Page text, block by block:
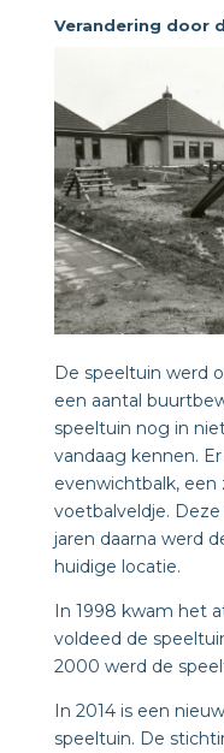
Verandering door
De speeltuin werd
een aantal
speeltuin nog in
vandaag kennen.
evenwichtbalk, een
voetbalveldje.
jaren daarna werd
huidige locatie.
In 1998 kwam het
voldeed de
2000 werd de
In 2014 is een
speeltuin. De